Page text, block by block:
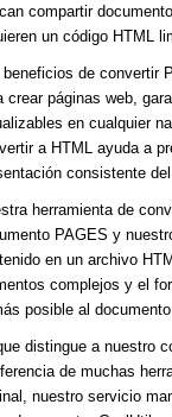
compartir
un código HTML
de convertir
crear páginas web,
en cualquier
a HTML ayuda a
consistente
herramienta de
PAGES y
en un archivo
complejos y el
posible al documento
distingue a nuestro
de muchas
nuestro servicio